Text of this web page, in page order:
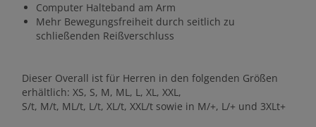
Computer Halteband am Arm
Mehr Bewegungsfreiheit durch seitlich zu
schließenden Reißverschluss
Dieser Overall ist für Herren in den folgenden Größen
erhältlich: XS, S, M, ML, L, XL, XXL,
S/t, M/t, ML/t, L/t, XL/t, XXL/t sowie in M/+, L/+ und 3XLt+